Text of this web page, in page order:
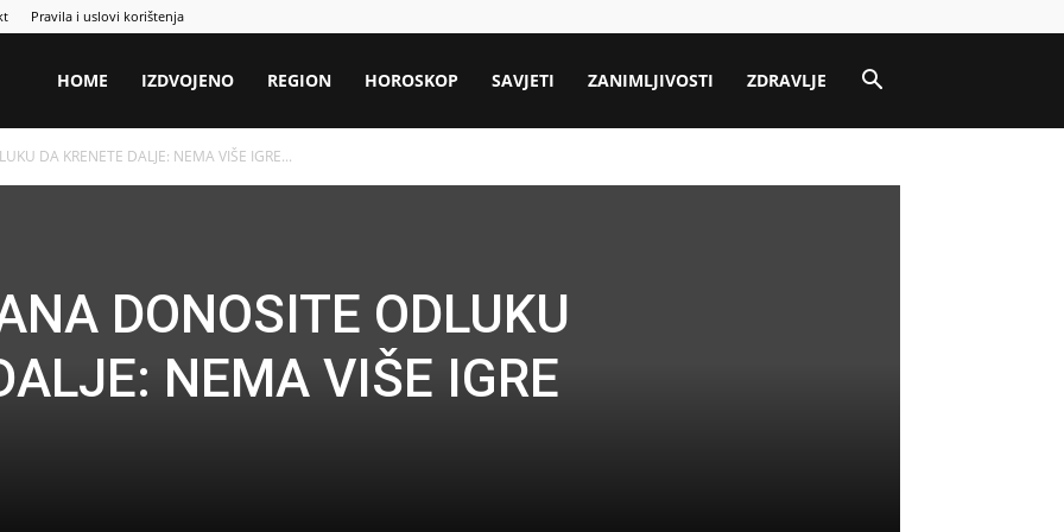
Pravila i uslovi korištenja
HOME IZDVOJENO REGION HOROSKOP SAVJETI ZANIMLJIVOSTI ZDRAVLJE
DA KRENETE DALJE: NEMA VIŠE IGRE...
DONOSITE ODLUKU
NEMA VIŠE IGRE